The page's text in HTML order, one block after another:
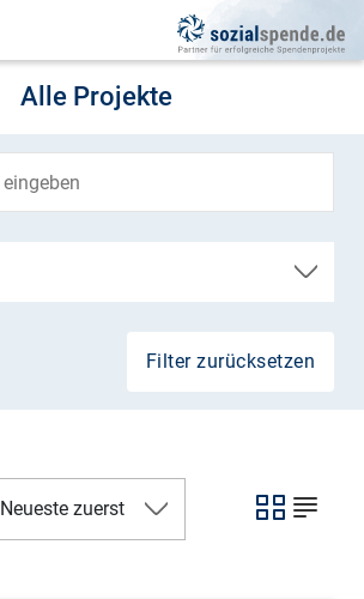
Alle Projekte
Filter zurücksetzen
Neueste zuerst